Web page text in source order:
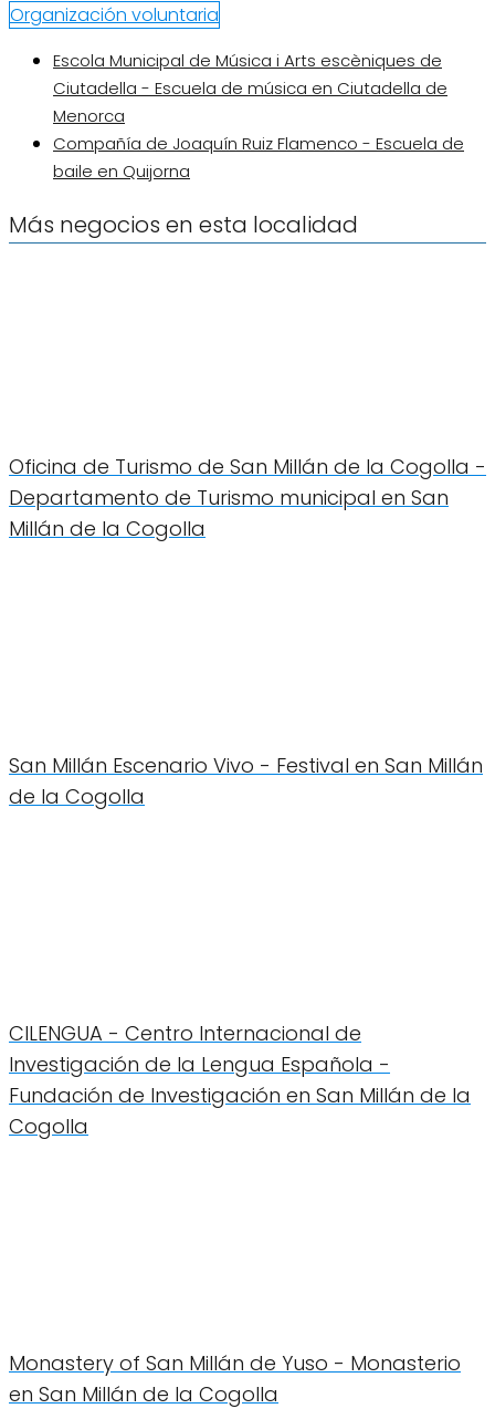
Organización voluntaria
Escola Municipal de Música i Arts escèniques de
Ciutadella - Escuela de música en Ciutadella de
Menorca
Compañía de Joaquín Ruiz Flamenco - Escuela de
baile en Quijorna
Más negocios en esta localidad
Oficina de Turismo de San Millán de la Cogolla -
Departamento de Turismo municipal en San
Millán de la Cogolla
San Millán Escenario Vivo - Festival en San Millán
de la Cogolla
CILENGUA - Centro Internacional de
Investigación de la Lengua Española -
Fundación de Investigación en San Millán de la
Cogolla
Monastery of San Millán de Yuso - Monasterio
en San Millán de la Cogolla